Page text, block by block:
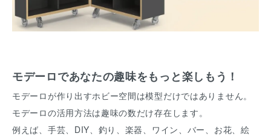
モデーロであなたの趣味をもっと楽しもう！
モデーロが作り出すホビー空間は模型だけではありません。
モデーロの活用方法は趣味の数だけ存在します。
例えば、手芸、DIY、釣り、楽器、ワイン、バー、お花、絵